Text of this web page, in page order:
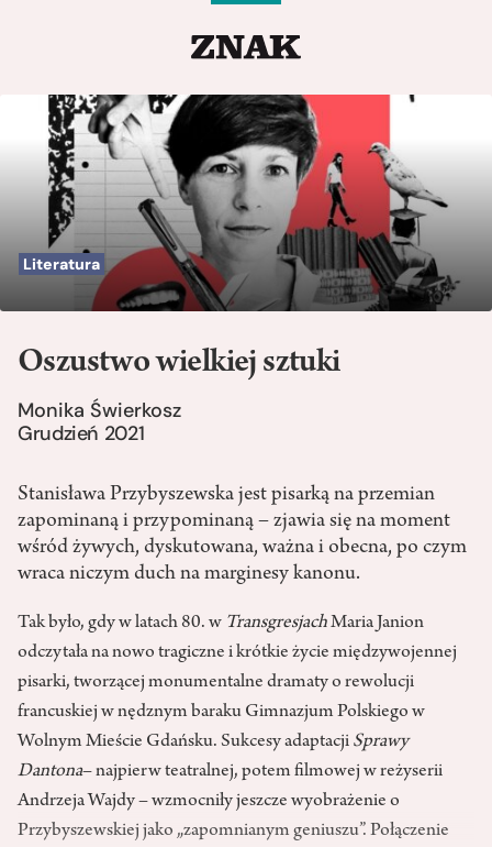
Literatura
Oszustwo wielkiej sztuki
Monika Świerkosz
Grudzień 2021
Stanisława Przybyszewska jest pisarką na przemian
zapominaną i przypominaną – zjawia się na moment
wśród żywych, dyskutowana, ważna i obecna, po czym
wraca niczym duch na marginesy kanonu.
Tak było, gdy w latach 80. w TransgresjachMaria Janion
odczytała na nowo tragiczne i krótkie życie międzywojennej
pisarki, tworzącej monumentalne dramaty o rewolucji
francuskiej w nędznym baraku Gimnazjum Polskiego w
Wolnym Mieście Gdańsku. Sukcesy adaptacji Sprawy
Dantona– najpierw teatralnej, potem filmowej w reżyserii
Andrzeja Wajdy – wzmocniły jeszcze wyobrażenie o
Przybyszewskiej jako „zapomnianym geniuszu”. Połączenie